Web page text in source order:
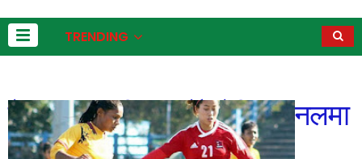
TRENDING
नेपाल अपराजित रहँदै सेमिफाइनलमा
No comments